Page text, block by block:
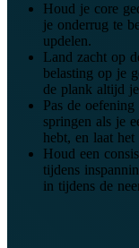
Houd je core
je onderrug te
updelen.
Land zacht op
belasting op je
de plank altijd
Pas de
springen als je
hebt, en laat
Houd een
tijdens
in tijdens de